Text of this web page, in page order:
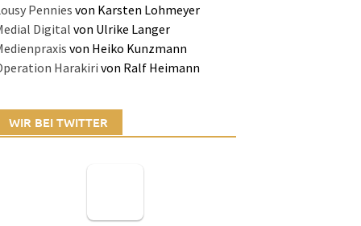
Pennies von Karsten Lohmeyer
Digital von Ulrike Langer
von Heiko Kunzmann
Harakirivon Ralf Heimann
WIR BEI TWITTER